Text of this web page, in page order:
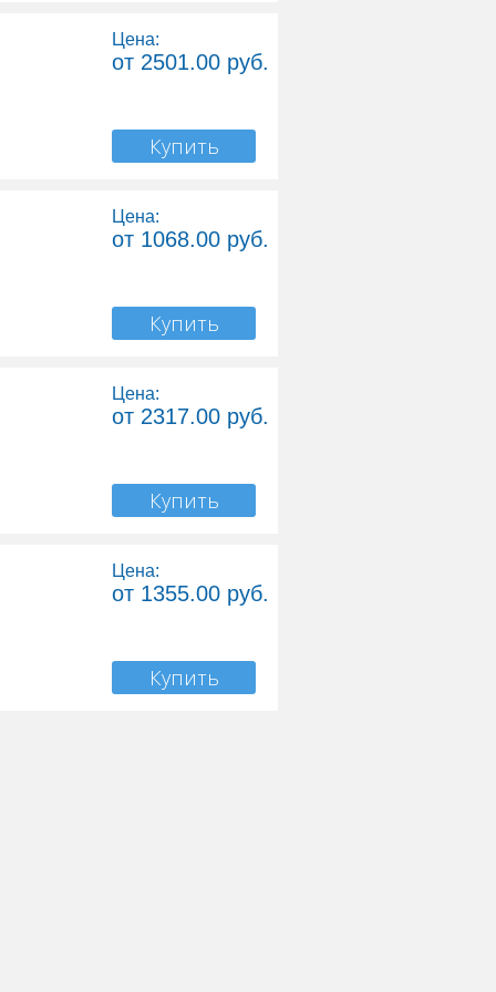
Цена:
от 2501.00 руб.
Купить
Цена:
от 1068.00 руб.
Купить
Цена:
от 2317.00 руб.
Купить
Цена:
от 1355.00 руб.
Купить